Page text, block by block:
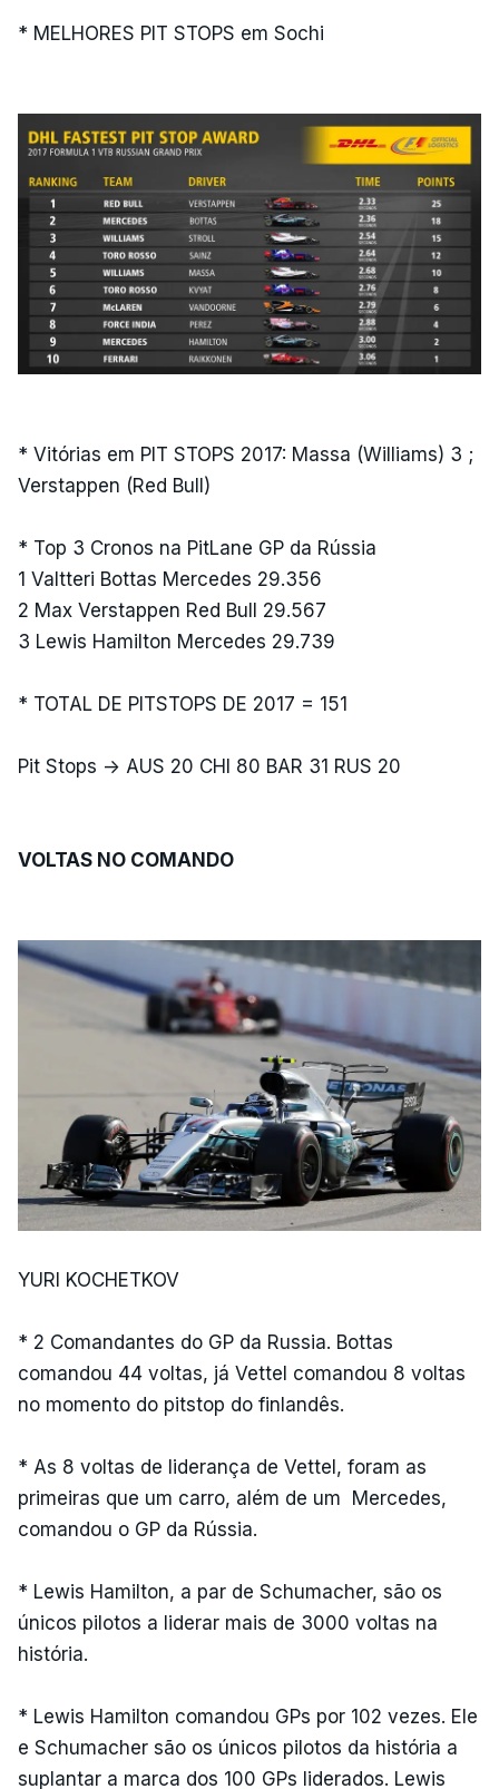
* MELHORES PIT STOPS em Sochi
* Vitórias em PIT STOPS 2017: Massa (Williams) 3 ;
Verstappen (Red Bull)
* Top 3 Cronos na PitLane GP da Rússia
1 Valtteri Bottas Mercedes 29.356
2 Max Verstappen Red Bull 29.567
3 Lewis Hamilton Mercedes 29.739
* TOTAL DE PITSTOPS DE 2017 = 151
Pit Stops -> AUS 20 CHI 80 BAR 31 RUS 20
VOLTAS NO COMANDO
YURI KOCHETKOV
* 2 Comandantes do GP da Russia. Bottas
comandou 44 voltas, já Vettel comandou 8 voltas
no momento do pitstop do finlandês.
* As 8 voltas de liderança de Vettel, foram as
primeiras que um carro, além de um Mercedes,
comandou o GP da Rússia.
* Lewis Hamilton, a par de Schumacher, são os
únicos pilotos a liderar mais de 3000 voltas na
história.
* Lewis Hamilton comandou GPs por 102 vezes. Ele
e Schumacher são os únicos pilotos da história a
suplantar a marca dos 100 GPs liderados. Lewis